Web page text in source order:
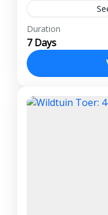
Vanaf R11,850
R3 000
kansellasie
Witrivier,
Kruger
Duration
7 Days